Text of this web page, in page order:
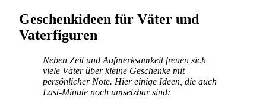
Geschenkideen für Väter und
Vaterfiguren
Neben Zeit und Aufmerksamkeit freuen sich
viele Väter über kleine Geschenke mit
persönlicher Note. Hier einige Ideen, die auch
Last-Minute noch umsetzbar sind: